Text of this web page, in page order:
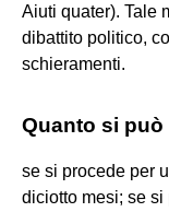
Aiuti quater). Tale
dibattito politico,
schieramenti.
Quanto si
se si procede per
diciotto mesi; se si